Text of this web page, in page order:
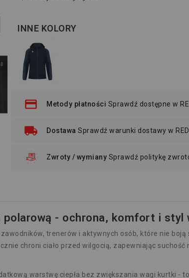
INNE KOLORY
Metody płatności Sprawdź dostępne w
Dostawa Sprawdź warunki dostawy w
Zwroty / wymiany Sprawdź politykę
- ochrona, komfort i styl
trenerów i aktywnych osób, które nie boją
chroni ciało przed wilgocią, zapewniając
warstwę ciepła bez zwiększania wagi kurtki -